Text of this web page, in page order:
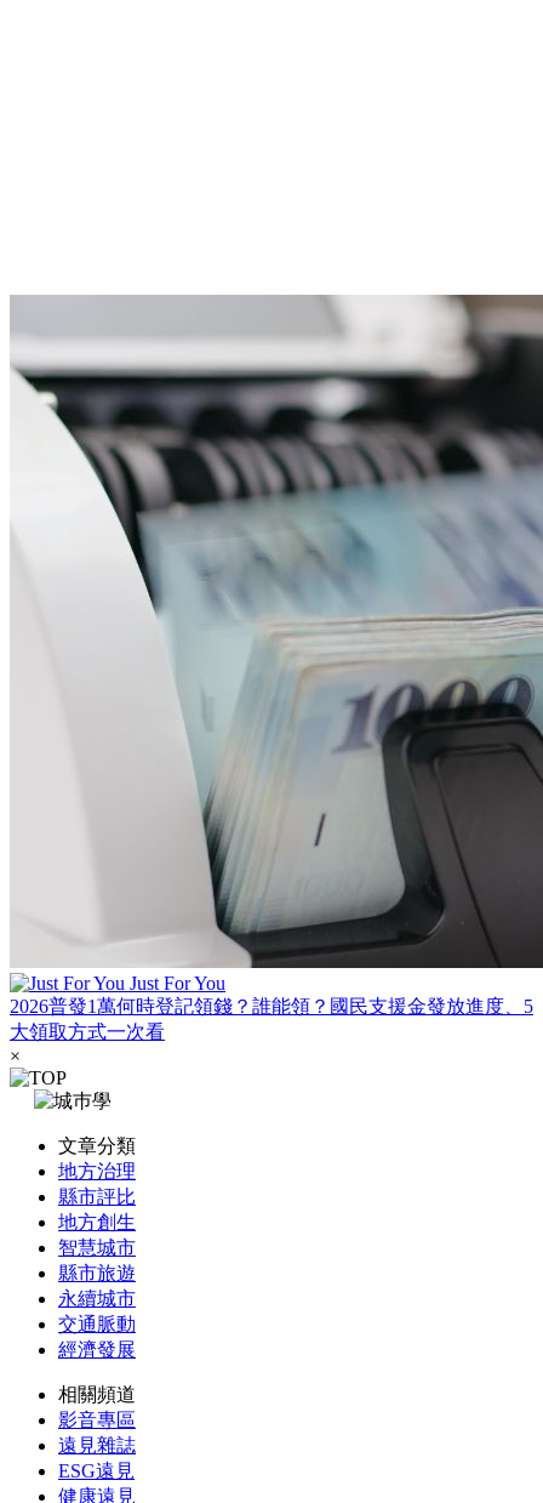
Just For You
2026普發1萬何時登記領錢？誰能領？國民支援金發放進度、5
大領取方式一次看
×
文章分類
地方治理
縣市評比
地方創生
智慧城市
縣市旅遊
永續城市
交通脈動
經濟發展
相關頻道
影音專區
遠見雜誌
ESG遠見
健康遠見